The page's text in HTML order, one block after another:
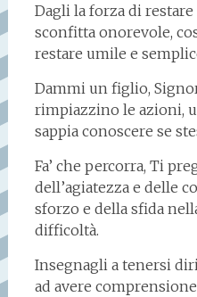
Dagli la forza di
sconfitta onorevole,
restare umile e
Dammi un figlio,
rimpiazzino le azioni,
sappia conoscere se
Fa’ che percorra, Ti
dell’agiatezza e delle
sforzo e della sfida
difficoltà.
Insegnagli a tenersi
ad avere